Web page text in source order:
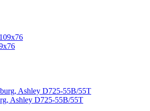
Ashley D725-55B/55T